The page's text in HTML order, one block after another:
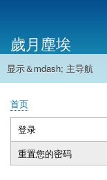
帐
户
菜
单
歲月塵埃
主
航
显示＆mdash; 主导航
首页
面
包
屑
首页
主
标
登录
动
标
重置您的密码